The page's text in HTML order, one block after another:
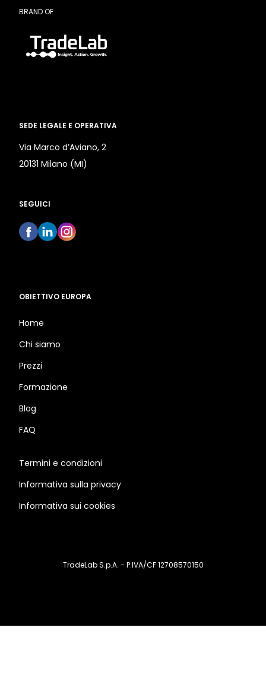
BRAND OF
SEDE LEGALE E OPERATIVA
Via Marco d’Aviano, 2
20131 Milano (MI)
SEGUICI
OBIETTIVO EUROPA
Home
Chi siamo
Prezzi
Formazione
Blog
FAQ
Termini e condizioni
Informativa sulla privacy
Informativa sui cookies
TradeLab S.p.A. - P.IVA/CF 12708570150